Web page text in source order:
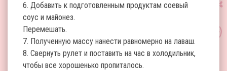
6. Добавить к подготовленным продуктам соевый
соус и майонез.
Перемешать.
7. Полученную массу нанести равномерно на лаваш.
8. Свернуть рулет и поставить на час в холодильник,
чтобы все хорошенько пропиталось.